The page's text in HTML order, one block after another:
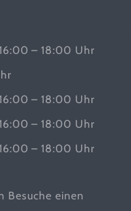
– 18:00 Uhr
– 18:00 Uhr
– 18:00 Uhr
– 18:00 Uhr
Besuche einen